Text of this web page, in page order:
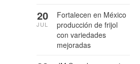
Fortalecen en México
producción de frijol
con variedades
mejoradas
20
JUL